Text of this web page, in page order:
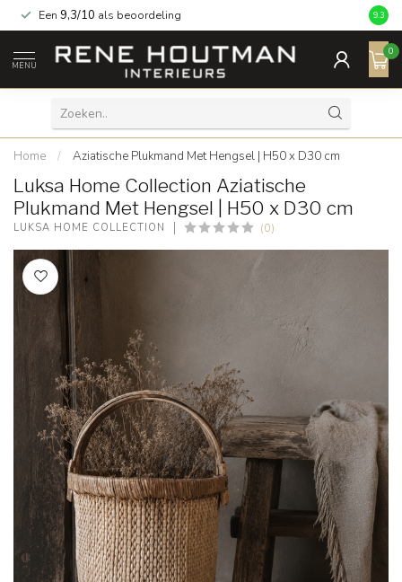
Een 9,3/10 als beoordeling 9.3
MENU
0
Home / Aziatische Plukmand Met Hengsel | H50 x D30 cm
Luksa Home Collection Aziatische
Plukmand Met Hengsel | H50 x D30 cm
LUKSA HOME COLLECTION (0)